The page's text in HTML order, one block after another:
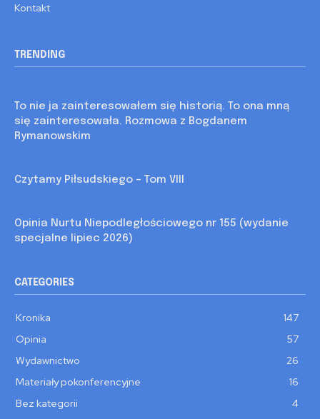
Kontakt
TRENDING
To nie ja zainteresowałem się historią. To ona mną
się zainteresowała. Rozmowa z Bogdanem
Rymanowskim
Czytamy Piłsudskiego – Tom VIII
Opinia Nurtu Niepodległościowego nr 155 (wydanie
specjalne lipiec 2026)
CATEGORIES
Kronika
147
Opinia
57
Wydawnictwo
26
Materiały pokonferencyjne
16
Bez kategorii
4